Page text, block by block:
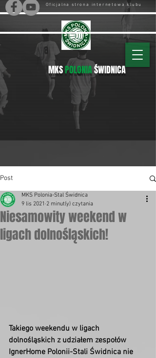
Oficjalna strona internetowa klubu
MKSPOLONIAŚWIDNICA
Post
Niesamowity weekend w
ligach dolnośląskich!
MKS Polonia-Stal Świdnica
9 lis 2021 2 minut(y) czytania
Takiego weekendu w ligach
dolnośląskich z udziałem zespołów
IgnerHome Polonii-Stali Świdnica nie